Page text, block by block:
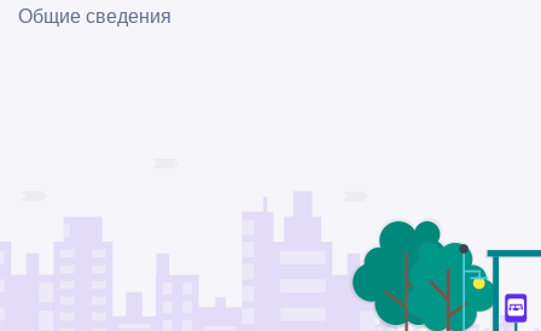
Общие сведения